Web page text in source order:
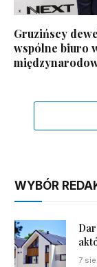
Gruzińscy
wspólne biuro
WYBÓR
7